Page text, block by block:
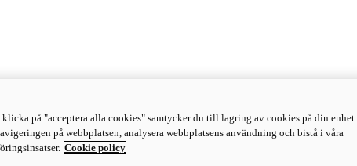
klicka på "acceptera alla cookies" samtycker du till lagring av cookies på din enhet
på webbplatsen, analysera webbplatsens användning och bistå i våra
Cookie policy